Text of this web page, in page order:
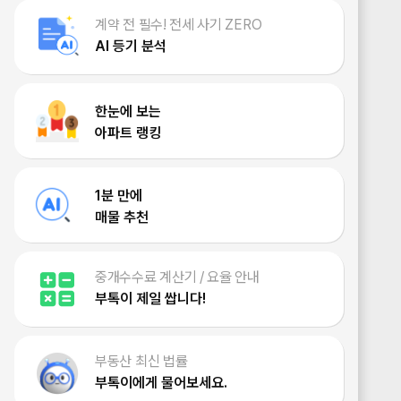
계약 전 필수! 전세 사기 ZERO
AI 등기 분석
한눈에 보는
아파트 랭킹
1분 만에
매물 추천
중개수수료 계산기 / 요율 안내
부톡이 제일 쌉니다!
부동산 최신 법률
부톡이에게 물어보세요.